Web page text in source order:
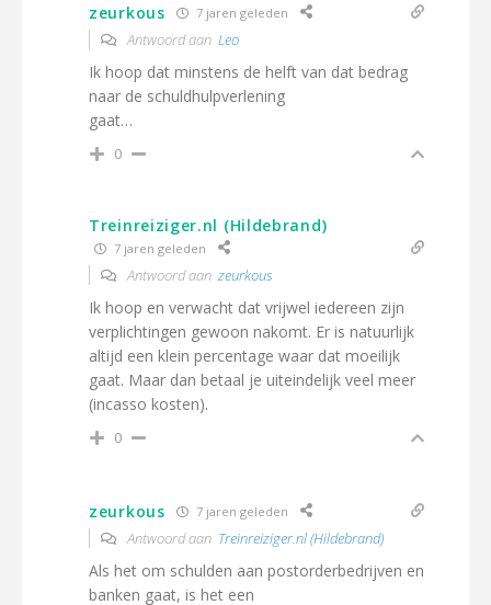
zeurkous 7 jaren geleden
Antwoord aan Leo
Ik hoop dat minstens de helft van dat bedrag
naar de schuldhulpverlening
gaat…
0
Treinreiziger.nl (Hildebrand)
7 jaren geleden
Antwoord aan zeurkous
Ik hoop en verwacht dat vrijwel iedereen zijn
verplichtingen gewoon nakomt. Er is natuurlijk
altijd een klein percentage waar dat moeilijk
gaat. Maar dan betaal je uiteindelijk veel meer
(incasso kosten).
0
zeurkous 7 jaren geleden
Antwoord aan Treinreiziger.nl (Hildebrand)
Als het om schulden aan postorderbedrijven en
banken gaat, is het een